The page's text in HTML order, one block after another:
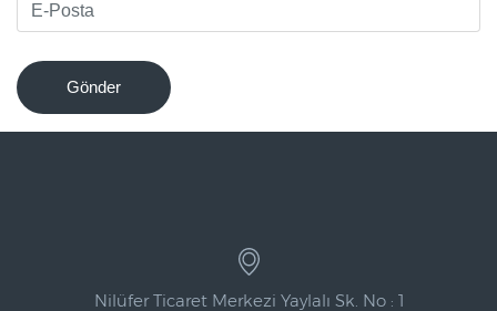
Gönder
Nilüfer Ticaret Merkezi Yaylalı Sk. No : 1